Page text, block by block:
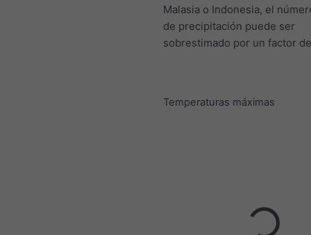
Malasia o Indonesia, el
de precipitación puede ser
sobrestimado por un factor
Temperaturas máximas